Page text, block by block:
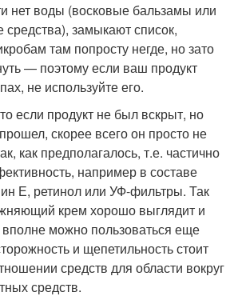
нет воды (восковые бальзамы или
замыкают список,
там попросту негде, но зато
— поэтому если ваш продукт
не используйте его.
если продукт не был вскрыт, но
скорее всего он просто не
как предполагалось, т.е. частично
например в составе
Е, ретинол или УФ-фильтры. Так
крем хорошо выглядит и
можно пользоваться еще
и щепетильность стоит
средств для области вокруг
средств.